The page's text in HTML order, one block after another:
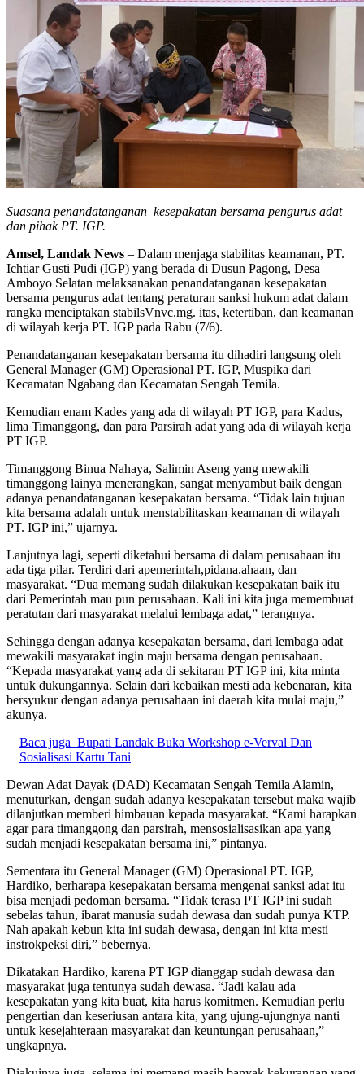
Suasana penandatanganan kesepakatan bersama pengurus adat
dan pihak PT. IGP.
Amsel, Landak News – Dalam menjaga stabilitas keamanan, PT.
Ichtiar Gusti Pudi (IGP) yang berada di Dusun Pagong, Desa
Amboyo Selatan melaksanakan penandatanganan kesepakatan
bersama pengurus adat tentang peraturan sanksi hukum adat dalam
rangka menciptakan stabilsVnvc.mg. itas, ketertiban, dan keamanan
di wilayah kerja PT. IGP pada Rabu (7/6).
Penandatanganan kesepakatan bersama itu dihadiri langsung oleh
General Manager (GM) Operasional PT. IGP, Muspika dari
Kecamatan Ngabang dan Kecamatan Sengah Temila.
Kemudian enam Kades yang ada di wilayah PT IGP, para Kadus,
lima Timanggong, dan para Parsirah adat yang ada di wilayah kerja
PT IGP.
Timanggong Binua Nahaya, Salimin Aseng yang mewakili
timanggong lainya menerangkan, sangat menyambut baik dengan
adanya penandatanganan kesepakatan bersama. “Tidak lain tujuan
kita bersama adalah untuk menstabilitaskan keamanan di wilayah
PT. IGP ini,” ujarnya.
Lanjutnya lagi, seperti diketahui bersama di dalam perusahaan itu
ada tiga pilar. Terdiri dari apemerintah,pidana.ahaan, dan
masyarakat. “Dua memang sudah dilakukan kesepakatan baik itu
dari Pemerintah mau pun perusahaan. Kali ini kita juga memembuat
peratutan dari masyarakat melalui lembaga adat,” terangnya.
Sehingga dengan adanya kesepakatan bersama, dari lembaga adat
mewakili masyarakat ingin maju bersama dengan perusahaan.
“Kepada masyarakat yang ada di sekitaran PT IGP ini, kita minta
untuk dukungannya. Selain dari kebaikan mesti ada kebenaran, kita
bersyukur dengan adanya perusahaan ini daerah kita mulai maju,”
akunya.
Baca juga Bupati Landak Buka Workshop e-Verval Dan
Sosialisasi Kartu Tani
Dewan Adat Dayak (DAD) Kecamatan Sengah Temila Alamin,
menuturkan, dengan sudah adanya kesepakatan tersebut maka wajib
dilanjutkan memberi himbauan kepada masyarakat. “Kami harapkan
agar para timanggong dan parsirah, mensosialisasikan apa yang
sudah menjadi kesepakatan bersama ini,” pintanya.
Sementara itu General Manager (GM) Operasional PT. IGP,
Hardiko, berharapa kesepakatan bersama mengenai sanksi adat itu
bisa menjadi pedoman bersama. “Tidak terasa PT IGP ini sudah
sebelas tahun, ibarat manusia sudah dewasa dan sudah punya KTP.
Nah apakah kebun kita ini sudah dewasa, dengan ini kita mesti
instrokpeksi diri,” bebernya.
Dikatakan Hardiko, karena PT IGP dianggap sudah dewasa dan
masyarakat juga tentunya sudah dewasa. “Jadi kalau ada
kesepakatan yang kita buat, kita harus komitmen. Kemudian perlu
pengertian dan keseriusan antara kita, yang ujung-ujungnya nanti
untuk kesejahteraan masyarakat dan keuntungan perusahaan,”
ungkapnya.